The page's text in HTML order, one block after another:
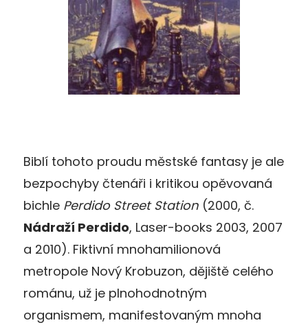
Biblí tohoto proudu městské fantasy je ale
bezpochyby čtenáři i kritikou opěvovaná
bichle Perdido Street Station (2000, č.
Nádraží Perdido, Laser-books 2003, 2007
a 2010). Fiktivní mnohamilionová
metropole Nový Krobuzon, dějiště celého
románu, už je plnohodnotným
organismem, manifestovaným mnoha